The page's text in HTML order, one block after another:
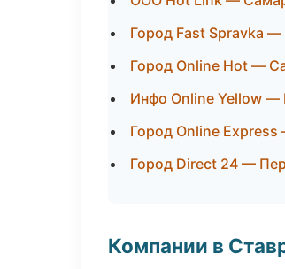
Город Fast Spravka —
Город Online Hot —
Инфо Online Yellow —
Город Online
Город Direct 24 —
Компании в